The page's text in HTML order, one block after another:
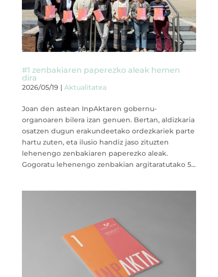
#1 zenbakiaren paperezko aleak hemen
dira
2026/05/19 | Aktualitatea
Joan den astean InpAktaren gobernu-
organoaren bilera izan genuen. Bertan, aldizkaria
osatzen dugun erakundeetako ordezkariek parte
hartu zuten, eta ilusio handiz jaso zituzten
lehenengo zenbakiaren paperezko aleak.
Gogoratu lehenengo zenbakian argitaratutako 5...